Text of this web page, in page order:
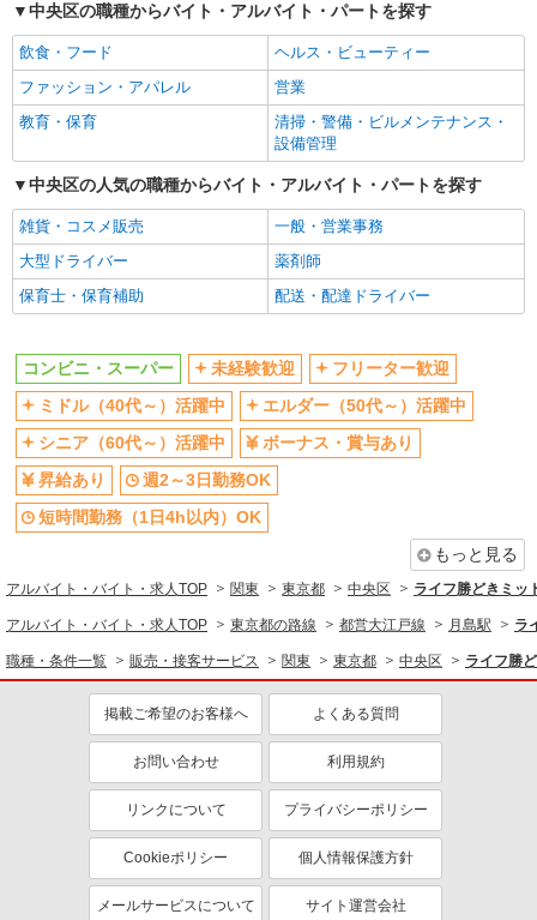
シニア（60代～）活躍中
ボーナス・賞与あり
昇給あり
週2～3日勤務OK
短時間勤務（1日4h以内）OK
扶養内勤務OK
交通費支給
社会保険あり
販売・接客サービス
コンビニ・スーパー
同じ特徴から求人を探す
ボーナス・賞与あり
週2～3日勤務OK
短時間勤務（1日4h以内）OK
扶養内勤務OK
交通費支給
社会保険あり
中央区の職種からバイト・アルバイト・パートを探す
飲食・フード
ヘルス・ビューティー
ファッション・アパレル
営業
教育・保育
清掃・警備・ビルメンテナンス・
設備管理
中央区の人気の職種からバイト・アルバイト・パートを探す
雑貨・コスメ販売
一般・営業事務
大型ドライバー
薬剤師
保育士・保育補助
配送・配達ドライバー
コンビニ・スーパー 未経験歓迎
フリーター歓迎
ミドル（40代～）活躍中
エルダー（50代～）活躍中
シニア（60代～）活躍中
ボーナス・賞与あり
昇給あり
週2～3日勤務OK
短時間勤務（1日4h以内）OK
もっと見る
アルバイト・バイト・求人TOP 関東 東京都 中央区 ライフ勝どきミッ
アルバイト・バイト・求人TOP 東京都の路線 都営大江戸線 月島駅 ラ
職種・条件一覧 販売・接客サービス 関東 東京都 中央区 ライフ勝
掲載ご希望のお客様へ よくある質問
お問い合わせ 利用規約
リンクについて プライバシーポリシー
Cookieポリシー 個人情報保護方針
メールサービスについて サイト運営会社